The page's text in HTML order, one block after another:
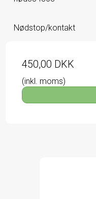
Nødstop/kontakt
450,00 DKK
(inkl. moms)